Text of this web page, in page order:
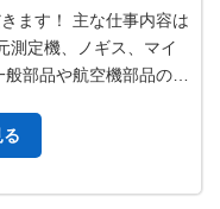
ます！ 主な仕事内容は
測定機、ノギス、マイ
部品や航空機部品の検